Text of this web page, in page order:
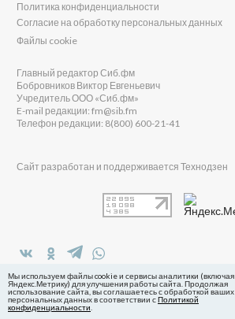
в Яндекс.Дзен
Политика конфиденциальности
Согласие на обработку персональных данных
Файлы cookie
Главный редактор Сиб.фм
Бобровников Виктор Евгеньевич
Учредитель ООО «Сиб.фм»
E-mail редакции: fm@sib.fm
Телефон редакции: 8(800) 600-21-41
Сайт разработан и поддерживается Технодзен
Мы используем файлы cookie и сервисы аналитики (включая
Яндекс.Метрику) для улучшения работы сайта. Продолжая
использование сайта, вы соглашаетесь с обработкой ваших
персональных данных в соответствии сПолитикой
конфиденциальности